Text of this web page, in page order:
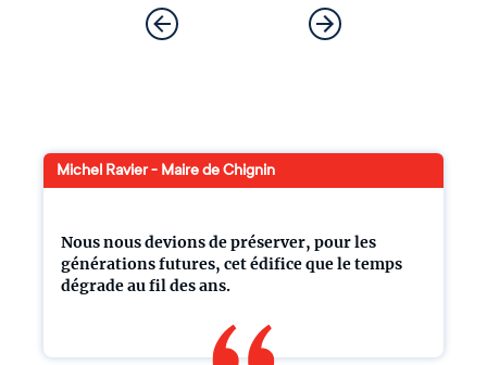
Nous nous devions de préserver, pour les
générations futures, cet édifice que le temps
dégrade au fil des ans.
Michel Ravier - Maire de Chignin